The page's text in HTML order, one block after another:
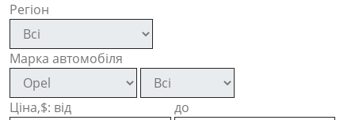
Регіон
Марка автомобіля
Ціна,$: від до